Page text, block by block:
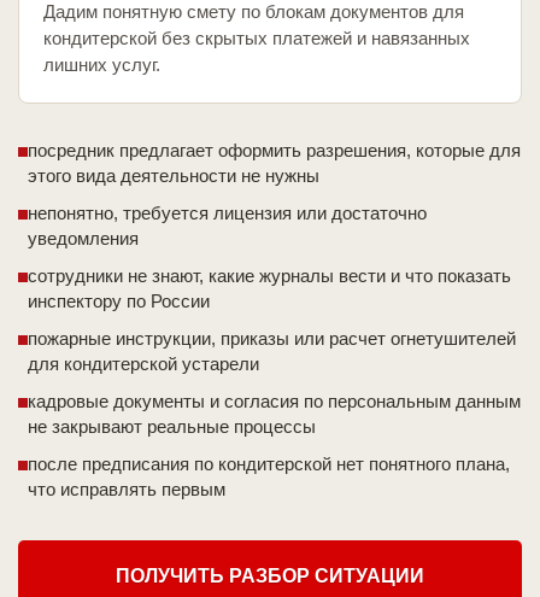
Дадим понятную смету по блокам документов для
кондитерской без скрытых платежей и навязанных
лишних услуг.
посредник предлагает оформить разрешения, которые для
этого вида деятельности не нужны
непонятно, требуется лицензия или достаточно
уведомления
сотрудники не знают, какие журналы вести и что показать
инспектору по России
пожарные инструкции, приказы или расчет огнетушителей
для кондитерской устарели
кадровые документы и согласия по персональным данным
не закрывают реальные процессы
после предписания по кондитерской нет понятного плана,
что исправлять первым
ПОЛУЧИТЬ РАЗБОР СИТУАЦИИ